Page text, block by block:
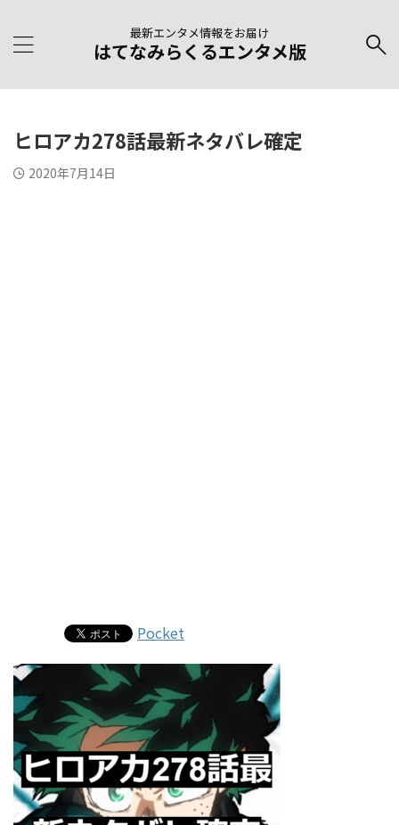
最新エンタメ情報をお届け
はてなみらくるエンタメ版
ヒロアカ278話最新ネタバレ確定
2020年7月14日
Pocket